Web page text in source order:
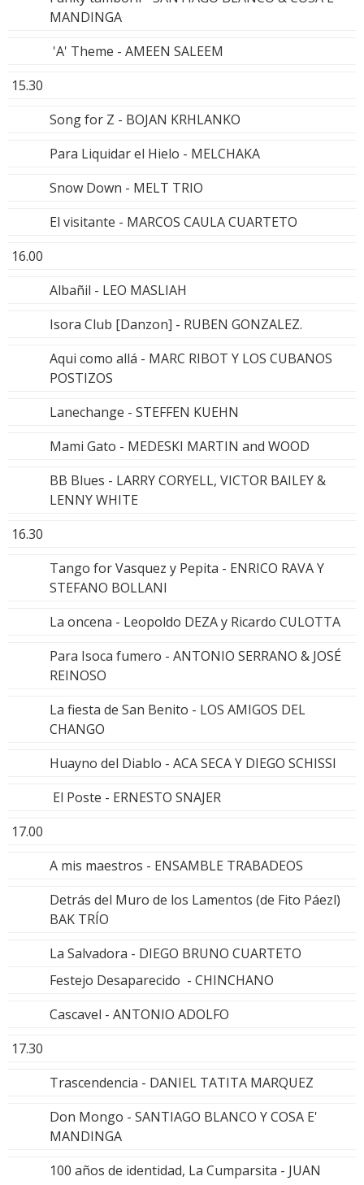
MANDINGA
'A' Theme - AMEEN SALEEM
15.30
Song for Z - BOJAN KRHLANKO
Para Liquidar el Hielo - MELCHAKA
Snow Down - MELT TRIO
El visitante - MARCOS CAULA CUARTETO
16.00
Albañil - LEO MASLIAH
Isora Club [Danzon] - RUBEN GONZALEZ.
Aqui como allá - MARC RIBOT Y LOS CUBANOS
POSTIZOS
Lanechange - STEFFEN KUEHN
Mami Gato - MEDESKI MARTIN and WOOD
BB Blues - LARRY CORYELL, VICTOR BAILEY &
LENNY WHITE
16.30
Tango for Vasquez y Pepita - ENRICO RAVA Y
STEFANO BOLLANI
La oncena - Leopoldo DEZA y Ricardo CULOTTA
Para Isoca fumero - ANTONIO SERRANO & JOSÉ
REINOSO
La fiesta de San Benito - LOS AMIGOS DEL
CHANGO
Huayno del Diablo - ACA SECA Y DIEGO SCHISSI
El Poste - ERNESTO SNAJER
17.00
A mis maestros - ENSAMBLE TRABADEOS
Detrás del Muro de los Lamentos (de Fito Páezl)
BAK TRÍO
La Salvadora - DIEGO BRUNO CUARTETO
Festejo Desaparecido - CHINCHANO
Cascavel - ANTONIO ADOLFO
17.30
Trascendencia - DANIEL TATITA MARQUEZ
Don Mongo - SANTIAGO BLANCO Y COSA E'
MANDINGA
100 años de identidad, La Cumparsita - JUAN